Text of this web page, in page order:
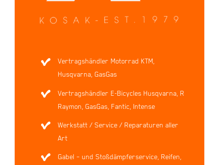
Vertragshändler Motorrad KTM,
Husqvarna, GasGas
Vertragshändler E-Bicycles Husqvarna, R
Raymon, GasGas, Fantic, Intense
Werkstatt / Service / Reparaturen aller
Art
Gabel – und Stoßdämpferservice, Reifen,